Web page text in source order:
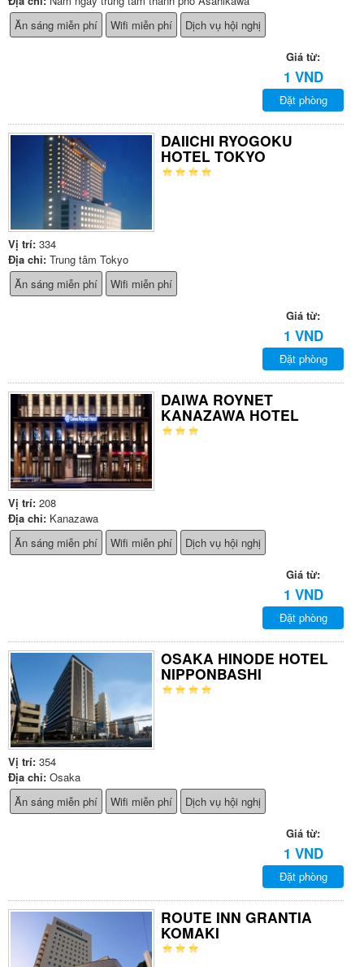
Ăn sáng miễn phí
Wifi miễn phí Dịch vụ hội nghị
Giá từ:
1 VND
Đặt phòng
DAIICHI RYOGOKU
HOTEL TOKYO
Vị trí: 334
Địa chỉ: Trung tâm Tokyo
Ăn sáng miễn phí
Wifi miễn phí
Giá từ:
1 VND
Đặt phòng
DAIWA ROYNET
KANAZAWA HOTEL
Vị trí: 208
Địa chỉ: Kanazawa
Ăn sáng miễn phí
Wifi miễn phí Dịch vụ hội nghị
Giá từ:
1 VND
Đặt phòng
OSAKA HINODE HOTEL
NIPPONBASHI
Vị trí: 354
Địa chỉ: Osaka
Ăn sáng miễn phí
Wifi miễn phí Dịch vụ hội nghị
Giá từ:
1 VND
Đặt phòng
ROUTE INN GRANTIA
KOMAKI